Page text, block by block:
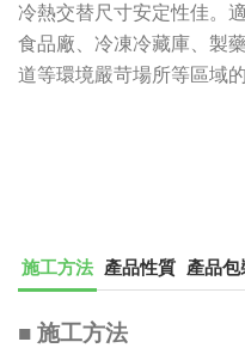
冷熱交替尺寸安定性佳。
食品廠、冷凍冷藏庫、製
道等環境嚴苛場所等區域
施工方法 產品性質 產品包
■ 施工方法